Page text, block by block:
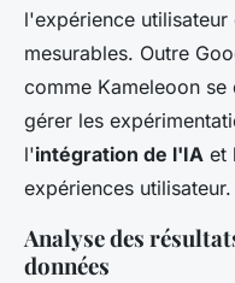
l'expérience
mesurables. Outre
comme Kameleoon
gérer les
l'intégration de l'IA et
expériences utilisateur.
Analyse des
données